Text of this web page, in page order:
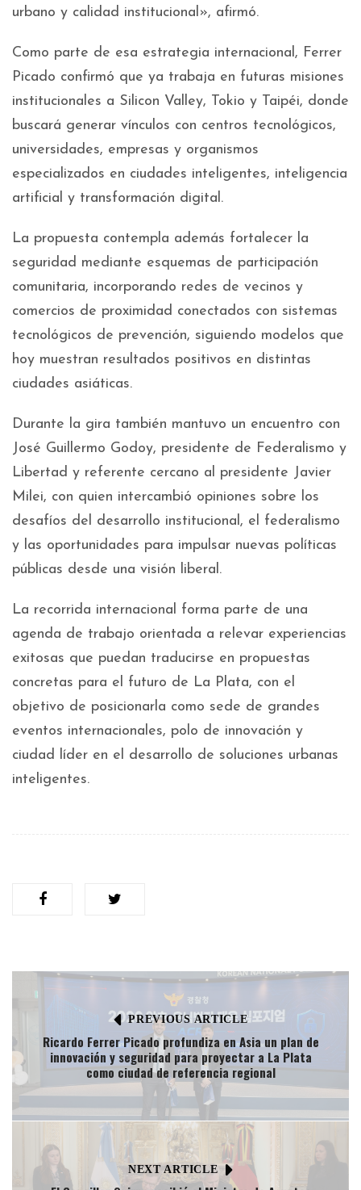
urbano y calidad institucional», afirmó.
Como parte de esa estrategia internacional, Ferrer
Picado confirmó que ya trabaja en futuras misiones
institucionales a Silicon Valley, Tokio y Taipéi, donde
buscará generar vínculos con centros tecnológicos,
universidades, empresas y organismos
especializados en ciudades inteligentes, inteligencia
artificial y transformación digital.
La propuesta contempla además fortalecer la
seguridad mediante esquemas de participación
comunitaria, incorporando redes de vecinos y
comercios de proximidad conectados con sistemas
tecnológicos de prevención, siguiendo modelos que
hoy muestran resultados positivos en distintas
ciudades asiáticas.
Durante la gira también mantuvo un encuentro con
José Guillermo Godoy, presidente de Federalismo y
Libertad y referente cercano al presidente Javier
Milei, con quien intercambió opiniones sobre los
desafíos del desarrollo institucional, el federalismo
y las oportunidades para impulsar nuevas políticas
públicas desde una visión liberal.
La recorrida internacional forma parte de una
agenda de trabajo orientada a relevar experiencias
exitosas que puedan traducirse en propuestas
concretas para el futuro de La Plata, con el
objetivo de posicionarla como sede de grandes
eventos internacionales, polo de innovación y
ciudad líder en el desarrollo de soluciones urbanas
inteligentes.
PREVIOUS ARTICLE
Ricardo Ferrer Picado profundiza en Asia un plan de
innovación y seguridad para proyectar a La Plata
como ciudad de referencia regional
NEXT ARTICLE